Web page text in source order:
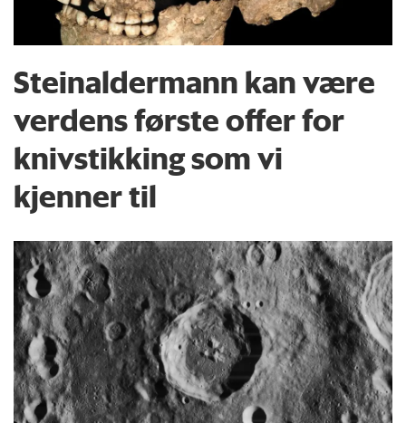
Steinaldermann kan være
verdens første offer for
knivstikking som vi
kjenner til